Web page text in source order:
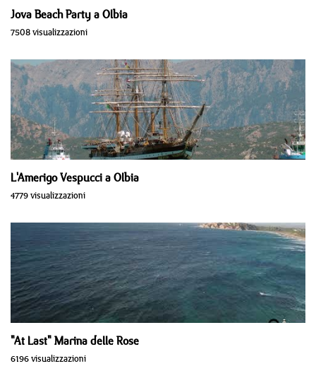
Jova Beach Party a Olbia
7508 visualizzazioni
L'Amerigo Vespucci a Olbia
4779 visualizzazioni
"At Last" Marina delle Rose
6196 visualizzazioni